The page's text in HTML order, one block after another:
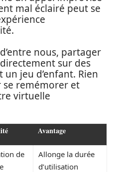
mal éclairé peut se
nous, partager
sur des
jeu d’enfant. Rien
remémorer et
virtuelle
Avantage
de
Allonge la durée
d’utilisation